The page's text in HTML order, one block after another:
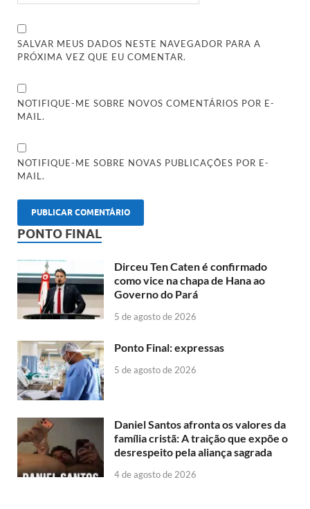
SALVAR MEUS DADOS NESTE NAVEGADOR PARA A
PRÓXIMA VEZ QUE EU COMENTAR.
NOTIFIQUE-ME SOBRE NOVOS COMENTÁRIOS POR E-
MAIL.
NOTIFIQUE-ME SOBRE NOVAS PUBLICAÇÕES POR E-
MAIL.
PONTO FINAL
Dirceu Ten Caten é confirmado
como vice na chapa de Hana ao
Governo do Pará
5 de agosto de 2026
Ponto Final: expressas
5 de agosto de 2026
Daniel Santos afronta os valores da
família cristã: A traição que expõe o
desrespeito pela aliança sagrada
4 de agosto de 2026